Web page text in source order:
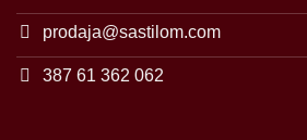
prodaja@sastilom.com
387 61 362 062